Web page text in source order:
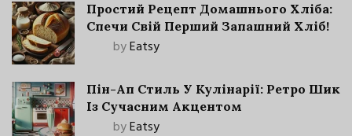
Простий Рецепт Домашнього Хліба:
Спечи Свій Перший Запашний Хліб!
byEatsy
Пін-Ап Стиль У Кулінарії: Ретро Шик
Із Сучасним Акцентом
byEatsy